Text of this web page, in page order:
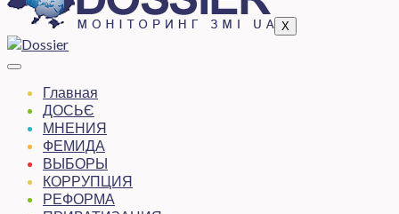
X
Главная
ДОСЬЄ
МНЕНИЯ
ФЕМИДА
ВЫБОРЫ
КОРРУПЦИЯ
РЕФОРМА